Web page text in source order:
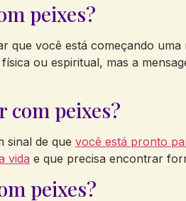
peixes?
você está começando
ou espiritual, mas a
com peixes?
sinal de que você está pronto
vida e que precisa encontrar
peixes?